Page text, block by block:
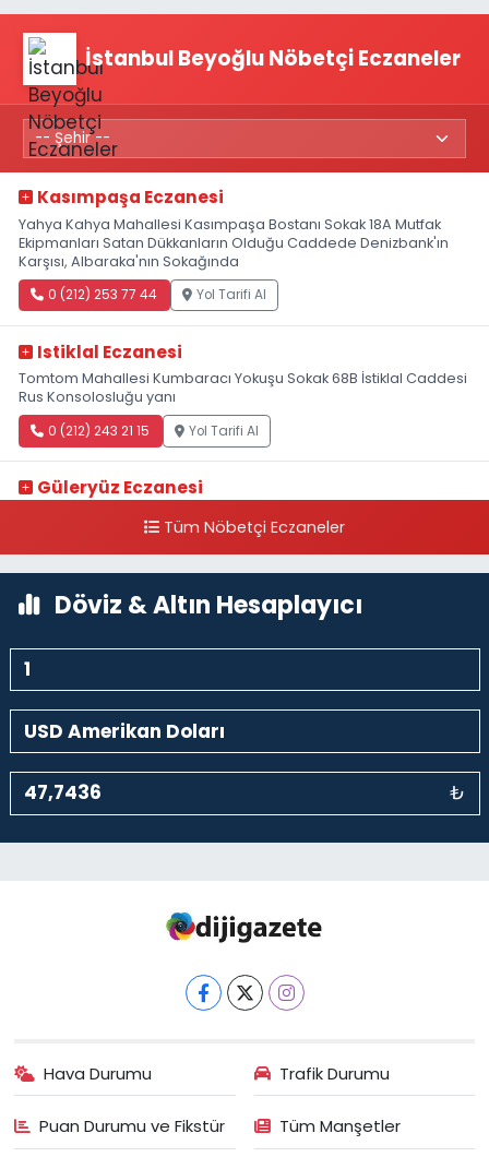
İstanbul Beyoğlu Nöbetçi Eczaneler
Kasımpaşa Eczanesi
Yahya Kahya Mahallesi Kasımpaşa Bostanı Sokak 18A Mutfak
Ekipmanları Satan Dükkanların Olduğu Caddede Denizbank'ın
Karşısı, Albaraka'nın Sokağında
0 (212) 253 77 44 Yol Tarifi Al
Istiklal Eczanesi
Tomtom Mahallesi Kumbaracı Yokuşu Sokak 68B İstiklal Caddesi
Rus Konsolosluğu yanı
0 (212) 243 21 15 Yol Tarifi Al
Güleryüz Eczanesi
kalaycıbahçe Meydana DoğruTüm Nöbetçi Eczaneler
Döviz & Altın Hesaplayıcı
₺
Hava Durumu Trafik Durumu
Puan Durumu ve Fikstür Tüm Manşetler